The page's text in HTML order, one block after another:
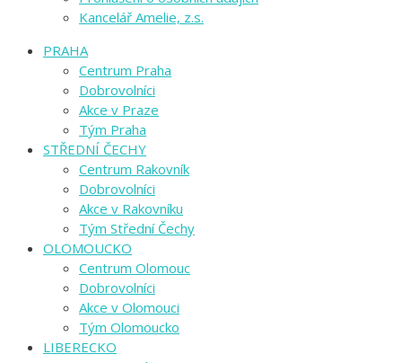
Kancelář Amelie, z.s.
PRAHA
Centrum Praha
Dobrovolníci
Akce v Praze
Tým Praha
STŘEDNÍ ČECHY
Centrum Rakovník
Dobrovolníci
Akce v Rakovníku
Tým Střední Čechy
OLOMOUCKO
Centrum Olomouc
Dobrovolníci
Akce v Olomouci
Tým Olomoucko
LIBERECKO